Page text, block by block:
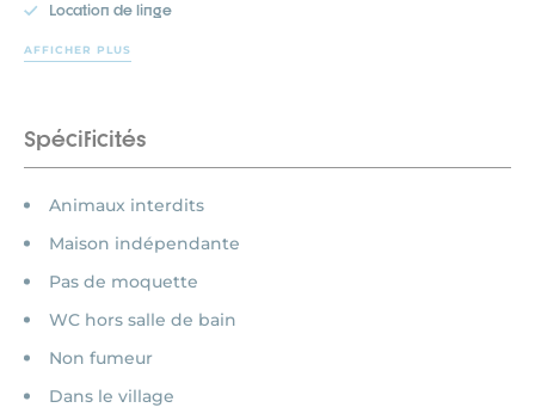
Location de linge
AFFICHER PLUS
Spécificités
Animaux interdits
Maison indépendante
Pas de moquette
WC hors salle de bain
Non fumeur
Dans le village